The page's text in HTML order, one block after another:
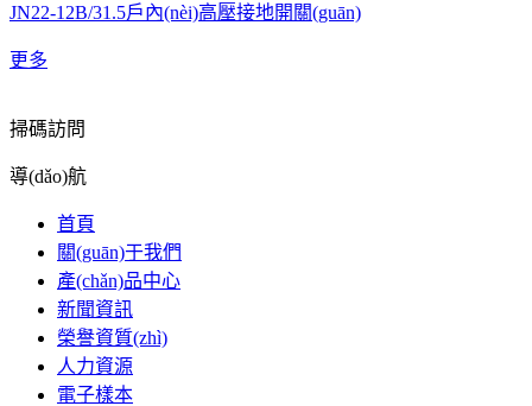
JN22-12B/31.5戶內(nèi)高壓接地開關(guān)
更多
掃碼訪問
導(dǎo)航
首頁
關(guān)于我們
產(chǎn)品中心
新聞資訊
榮譽資質(zhì)
人力資源
電子樣本